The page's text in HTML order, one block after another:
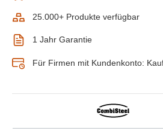
25.000+ Produkte verfügbar
1 Jahr Garantie
Für Firmen mit Kundenkonto: